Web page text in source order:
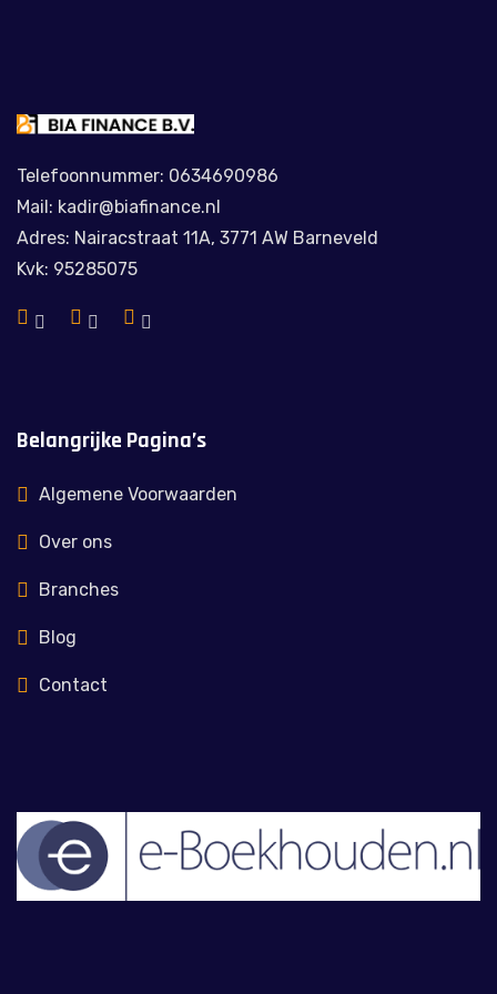
Telefoonnummer: 0634690986
Mail: kadir@biafinance.nl
Adres: Nairacstraat 11A, 3771 AW Barneveld
Kvk: 95285075
Belangrijke Pagina’s
Algemene Voorwaarden
Over ons
Branches
Blog
Contact